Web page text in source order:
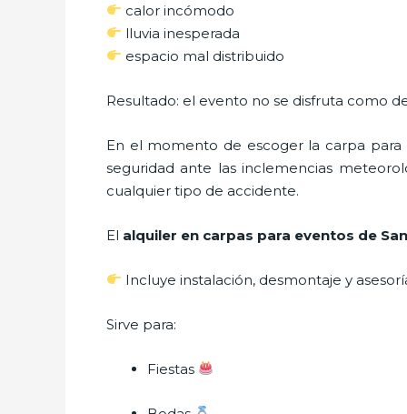
calor incómodo
lluvia inesperada
espacio mal distribuido
Resultado: el evento no se disfruta como
En el momento de escoger la carpa
seguridad ante las inclemencias
cualquier tipo de accidente.
El alquiler en carpas para eventos de
Incluye instalación, desmontaje y
Sirve para:
Fiestas